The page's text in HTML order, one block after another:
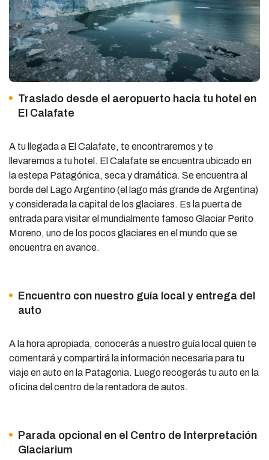
Traslado desde el aeropuerto hacia tu hotel en
El Calafate
A tu llegada a El Calafate, te encontraremos y te
llevaremos a tu hotel. El Calafate se encuentra ubicado en
la estepa Patagónica, seca y dramática. Se encuentra al
borde del Lago Argentino (el lago más grande de Argentina)
y considerada la capital de los glaciares. Es la puerta de
entrada para visitar el mundialmente famoso Glaciar Perito
Moreno, uno de los pocos glaciares en el mundo que se
encuentra en avance.
Encuentro con nuestro guía local y entrega del
auto
A la hora apropiada, conocerás a nuestro guía local quien te
comentará y compartirá la información necesaria para tu
viaje en auto en la Patagonia. Luego recogerás tu auto en la
oficina del centro de la rentadora de autos.
Parada opcional en el Centro de Interpretación
Glaciarium